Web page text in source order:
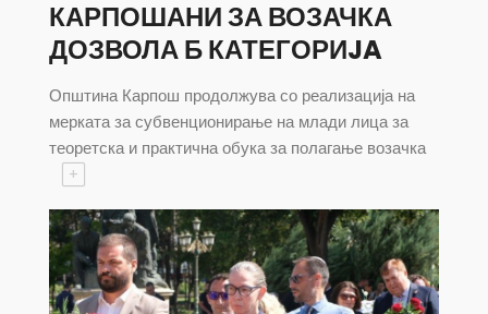
КАРПОШАНИ ЗА ВОЗАЧКА
ДОЗВОЛА Б КАТЕГОРИJA
Општина Карпош продолжува со реализација на
мерката за субвенционирање на млади лица за
теоретска и практична обука за полагање возачка
+